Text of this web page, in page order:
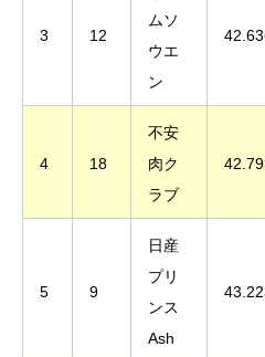
3 12
ムソ
ウエ
ン
4 18
不安
肉ク
ラブ
5 9
日産
プリ
ンス
Ash